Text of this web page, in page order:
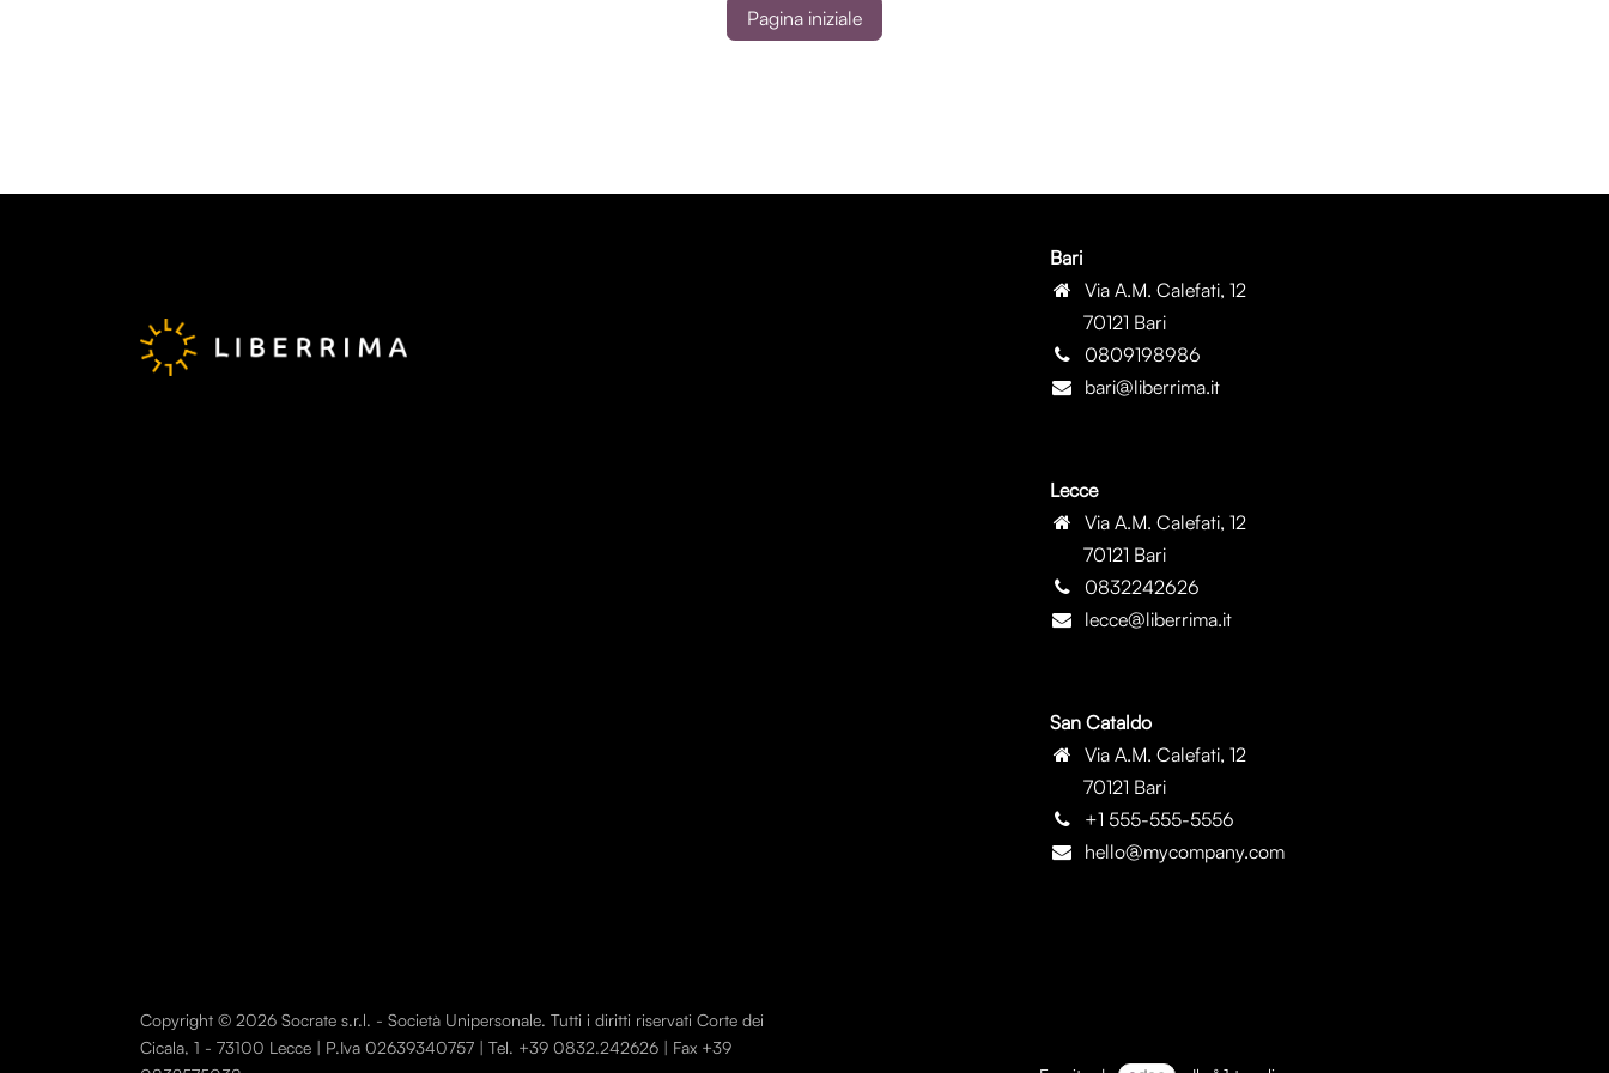
Pagina iniziale
Bari
Via A.M. Calefati, 12
70121 Bari
0809198986
bari@liberrima.it
Lecce
Via A.M. Calefati, 12
70121 Bari
0832242626
lecce@liberrima.it
San Cataldo
Via A.M. Calefati, 12
70121 Bari
+1 555-555-5556
hello@mycompany.com
Copyright © 2026 Socrate s.r.l. - Società Unipersonale. Tutti i diritti riservati Corte dei
Cicala, 1 - 73100 Lecce | P.Iva 02639340757 | Tel. +39 0832.242626 | Fax +39